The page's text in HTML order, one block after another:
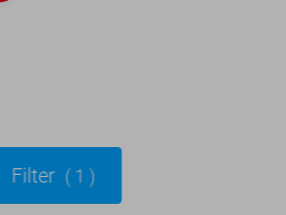
Filter 1